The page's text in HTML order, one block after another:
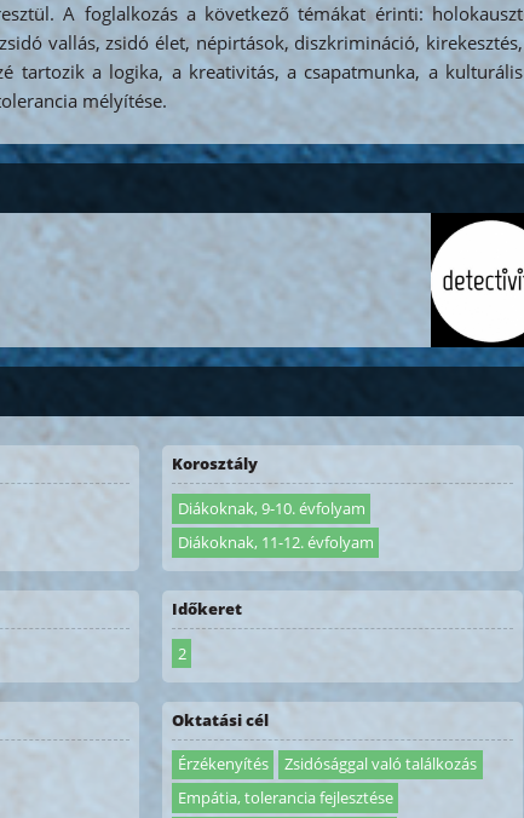
A foglalkozás a következő témákat érinti: holokauszt
vallás, zsidó élet, népirtások, diszkrimináció, kirekesztés,
tartozik a logika, a kreativitás, a csapatmunka, a kulturális
mélyítése.
Korosztály
Diákoknak, 9-10. évfolyam
Diákoknak, 11-12. évfolyam
Időkeret
2
Oktatási cél
Érzékenyítés
Zsidósággal való találkozás
Empátia, tolerancia fejlesztése